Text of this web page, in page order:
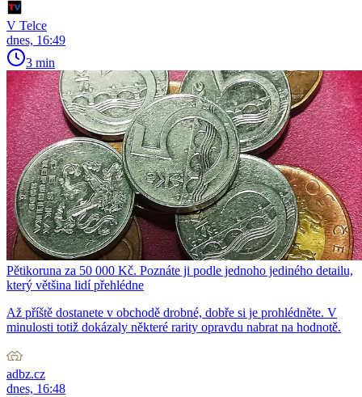
V Telce
dnes, 16:49
3 min
Pětikoruna za 50 000 Kč. Poznáte ji podle jednoho jediného detailu,
který většina lidí přehlédne
Až příště dostanete v obchodě drobné, dobře si je prohlédněte. V
minulosti totiž dokázaly některé rarity opravdu nabrat na hodnotě.
adbz.cz
dnes, 16:48